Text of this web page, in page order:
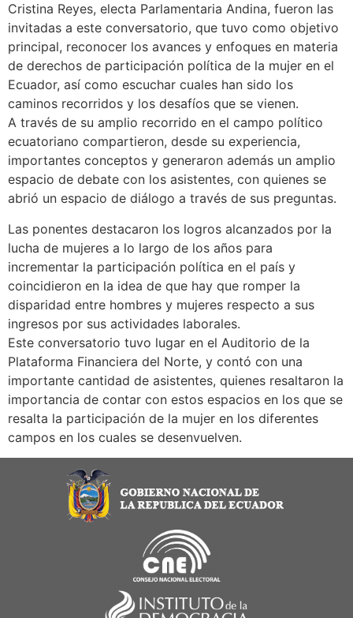
Cristina Reyes, electa Parlamentaria Andina, fueron las
invitadas a este conversatorio, que tuvo como objetivo
principal, reconocer los avances y enfoques en materia
de derechos de participación política de la mujer en el
Ecuador, así como escuchar cuales han sido los
caminos recorridos y los desafíos que se vienen.
A través de su amplio recorrido en el campo político
ecuatoriano compartieron, desde su experiencia,
importantes conceptos y generaron además un amplio
espacio de debate con los asistentes, con quienes se
abrió un espacio de diálogo a través de sus preguntas.
Las ponentes destacaron los logros alcanzados por la
lucha de mujeres a lo largo de los años para
incrementar la participación política en el país y
coincidieron en la idea de que hay que romper la
disparidad entre hombres y mujeres respecto a sus
ingresos por sus actividades laborales.
Este conversatorio tuvo lugar en el Auditorio de la
Plataforma Financiera del Norte, y contó con una
importante cantidad de asistentes, quienes resaltaron la
importancia de contar con estos espacios en los que se
resalta la participación de la mujer en los diferentes
campos en los cuales se desenvuelven.